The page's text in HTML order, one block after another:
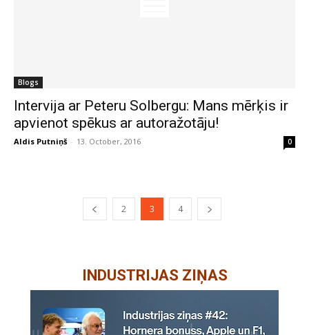
Blogs
Intervija ar Peteru Solbergu: Mans mērķis ir
apvienot spēkus ar autoražotāju!
Aldis Putniņš - 13. October, 2016 0
2 3 4
INDUSTRIJAS ZIŅAS